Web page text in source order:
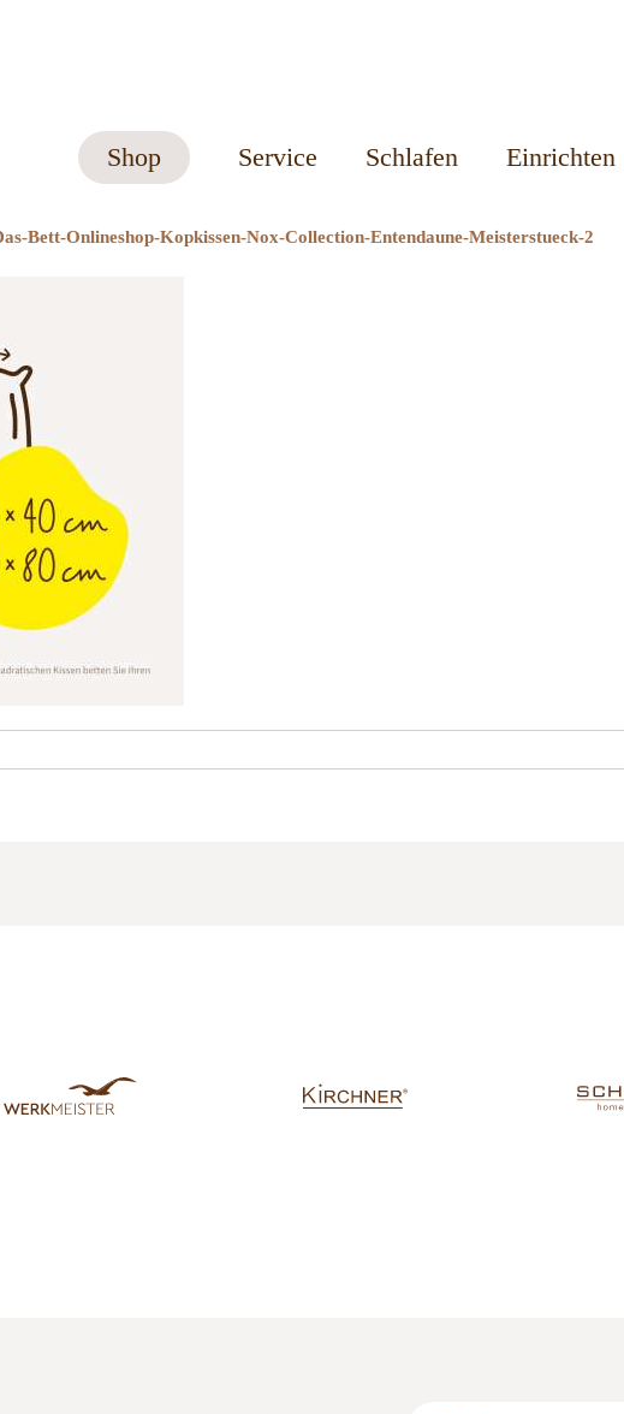
Shop Service Schlafen Einrichten
Bett-Onlineshop-Kopkissen-Nox-Collection-Entendaune-Meisterstueck-2